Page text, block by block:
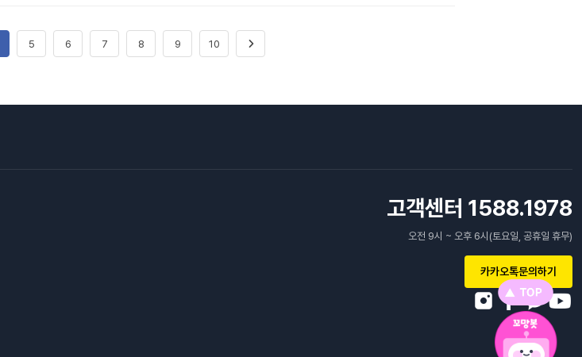
5 6 7 8 9 10
고객센터 1588.1978
오전 9시 ~ 오후 6시(토요일, 공휴일 휴무)
카카오톡문의하기